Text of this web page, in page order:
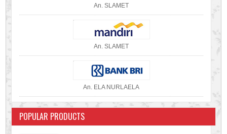
An. SLAMET
An. SLAMET
An. ELA NURLAELA
POPULAR PRODUCTS